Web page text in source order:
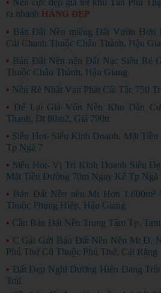
• Nền cực đẹp giá tốt khu Tân Phú
ra nhanh HÀNG ĐẸP
• Bán Đất Nền miếng Đất Vườn Hơn
Cái Chanh Thuộc Châu Thành, Hậu
• Bán Đất Nền nền Đất Nạc Siêu Rẻ
Thuộc Châu Thành, Hậu Giang
• Nền Rẻ Nhất Vạn Phát Cái Tắc 750
• Để Lại Giá Vốn Nền Khu Dân
Thạnh, Dt 80m2, Giá 790tr
• Siêu Hot- Siêu Kinh Doanh. Mặt
Tp Ngã 7
• Siêu Hot- Vị Trí Kinh Doanh Siêu
Mặt Tiền Đường 70m Ngay Kế Tp Ngã
• Bán Đất Nền nền Mt Hơn
Thuộc Phụng Hiệp, Hậu Giang
• Cần Bán Đất Nền Trung Tâm Tp.
• C Gái Gửi Bán Đất Nền Nền Mt Đ.
Phú Thứ Cũ Thuộc Phú Thứ, Cái Răng
• Đất Đẹp Nghĩ Dưỡng Hiện Đang
Trái